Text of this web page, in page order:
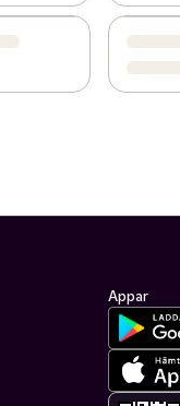
Appar